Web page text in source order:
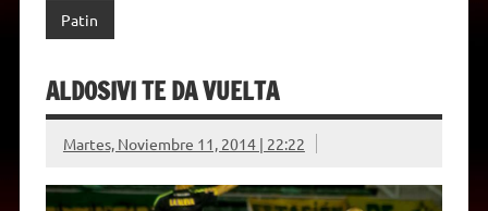
Patin
ALDOSIVI TE DA VUELTA
Martes, Noviembre 11, 2014 | 22:22